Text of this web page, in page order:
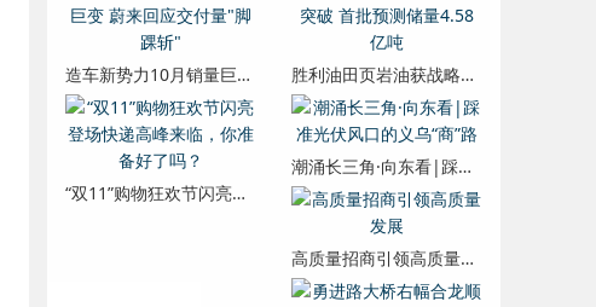
造车新势力10月销量巨变 蔚来回应交付量"脚踝斩" 胜利油田页岩油获战略突破 首批预测储量4.58亿吨
“双11”购物狂欢节闪亮登场快递高峰来临，你准备好了吗？
潮涌长三角·向东看|踩准光伏风口的义乌“商”路
高质量招商引领高质量发展